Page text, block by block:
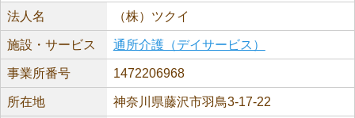
法人名 （株）ツクイ
施設・サービス 通所介護（デイサービス）
事業所番号 1472206968
所在地 神奈川県藤沢市羽鳥3-17-22